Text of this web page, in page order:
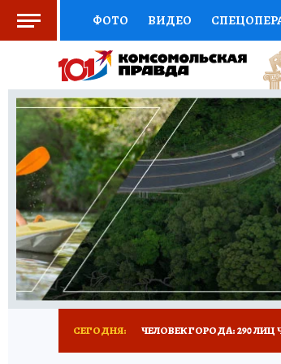
ФОТО ВИДЕО
СОЦПОДДЕРЖКА НАУКА
ВЫБОР ЭКСПЕРТОВ ДОКТОР
КНИЖНАЯ ПОЛКА
ПРЕСС-ЦЕНТР
РАДИО КП ТЕСТЫ НОВОЕ
СЕГОДНЯ: ЧЕЛОВЕК ГОРОДА: 290 ЛИЦ